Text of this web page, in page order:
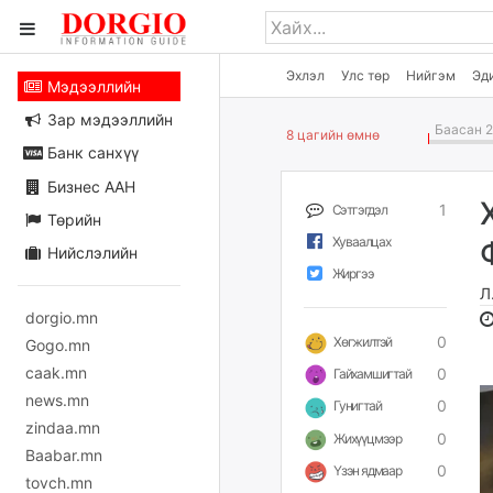
Эхлэл Улс төр Нийгэм
Мэдээллийн
Зар мэдээллийн
Банк санхүү
Бизнес ААН
Төрийн
Нийслэлийн
dorgio.mn
Gogo.mn
caak.mn
news.mn
zindaa.mn
Baabar.mn
tovch.mn
8 цагийн өмнө Баасан
Сэтгэгдэл 1
Хуваалцах
Жиргээ
Хөгжилтэй 0
Гайхамшигтай 0
Гунигтай 0
Жихүүцмээр 0
Үзэн ядмаар 0